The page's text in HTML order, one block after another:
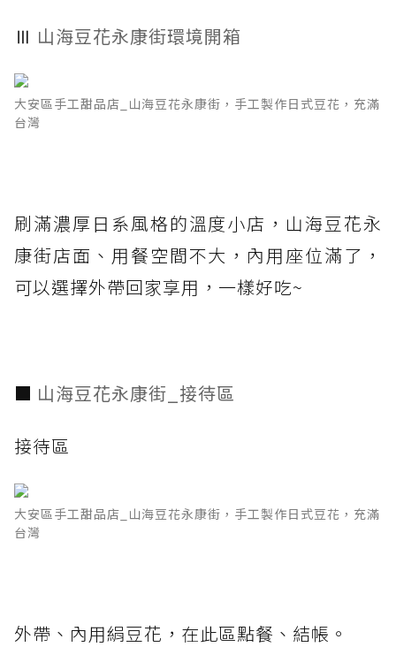
Ⅲ 山海豆花永康街環境開箱
大安區手工甜品店_山海豆花永康街，手工製作日式豆花，充滿
台灣
刷滿濃厚日系風格的溫度小店，山海豆花永
康街店面、用餐空間不大，內用座位滿了，
可以選擇外帶回家享用，一樣好吃~
■ 山海豆花永康街_接待區
接待區
大安區手工甜品店_山海豆花永康街，手工製作日式豆花，充滿
台灣
外帶、內用絹豆花，在此區點餐、結帳。